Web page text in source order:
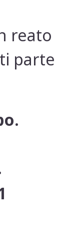
reato
parte